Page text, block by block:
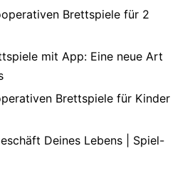
Brettspiele für 2
mit App: Eine neue Art
Brettspiele für Kinder
Deines Lebens | Spiel-